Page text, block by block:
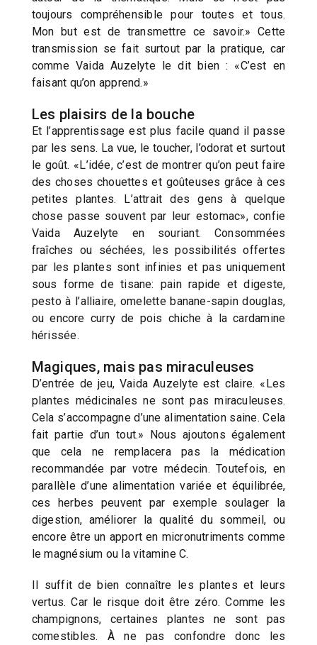
toujours compréhensible pour toutes et tous.
Mon but est de transmettre ce savoir.» Cette
transmission se fait surtout par la pratique, car
comme Vaida Auzelyte le dit bien : «C’est en
faisant qu’on apprend.»
Les plaisirs de la bouche
Et l’apprentissage est plus facile quand il passe
par les sens. La vue, le toucher, l’odorat et surtout
le goût. «L’idée, c’est de montrer qu’on peut faire
des choses chouettes et goûteuses grâce à ces
petites plantes. L’attrait des gens à quelque
chose passe souvent par leur estomac», confie
Vaida Auzelyte en souriant. Consommées
fraîches ou séchées, les possibilités offertes
par les plantes sont infinies et pas uniquement
sous forme de tisane: pain rapide et digeste,
pesto à l’alliaire, omelette banane-sapin douglas,
ou encore curry de pois chiche à la cardamine
hérissée.
Magiques, mais pas miraculeuses
D’entrée de jeu, Vaida Auzelyte est claire. «Les
plantes médicinales ne sont pas miraculeuses.
Cela s’accompagne d’une alimentation saine. Cela
fait partie d’un tout.» Nous ajoutons également
que cela ne remplacera pas la médication
recommandée par votre médecin. Toutefois, en
parallèle d’une alimentation variée et équilibrée,
ces herbes peuvent par exemple soulager la
digestion, améliorer la qualité du sommeil, ou
encore être un apport en micronutriments comme
le magnésium ou la vitamine C.
Il suffit de bien connaître les plantes et leurs
vertus. Car le risque doit être zéro. Comme les
champignons, certaines plantes ne sont pas
comestibles. À ne pas confondre donc les